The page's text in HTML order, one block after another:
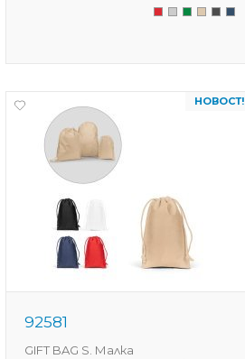
НОВОСТ!
92581
GIFT BAG S. Малка